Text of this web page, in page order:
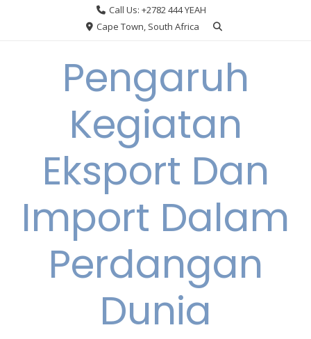
Call Us: +2782 444 YEAH
Cape Town, South Africa
Pengaruh
Kegiatan
Eksport Dan
Import Dalam
Perdangan
Dunia